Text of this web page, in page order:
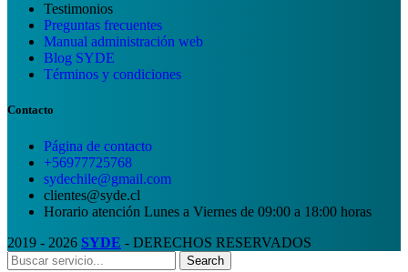
Testimonios
Preguntas frecuentes
Manual administración web
Blog SYDE
Términos y condiciones
Contacto
Página de contacto
+56977725768
sydechile@gmail.com
clientes@syde.cl
Horario atención Lunes a Viernes de 09:00 a 18:00 horas
2019 - 2026 SYDE - DERECHOS RESERVADOS
Search